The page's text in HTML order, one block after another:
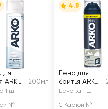
ARKO
с
200мл
1 шт
№1
4.8
Пена для
бритья ARKO
Men Force
Цена за 1 шт
С Картой №1